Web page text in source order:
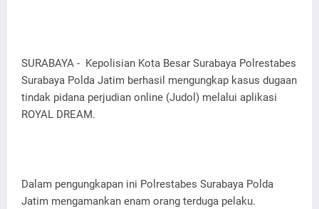
SURABAYA - Kepolisian Kota Besar Surabaya Polrestabes
Surabaya Polda Jatim berhasil mengungkap kasus dugaan
tindak pidana perjudian online (Judol) melalui aplikasi
ROYAL DREAM.
Dalam pengungkapan ini Polrestabes Surabaya Polda
Jatim mengamankan enam orang terduga pelaku.